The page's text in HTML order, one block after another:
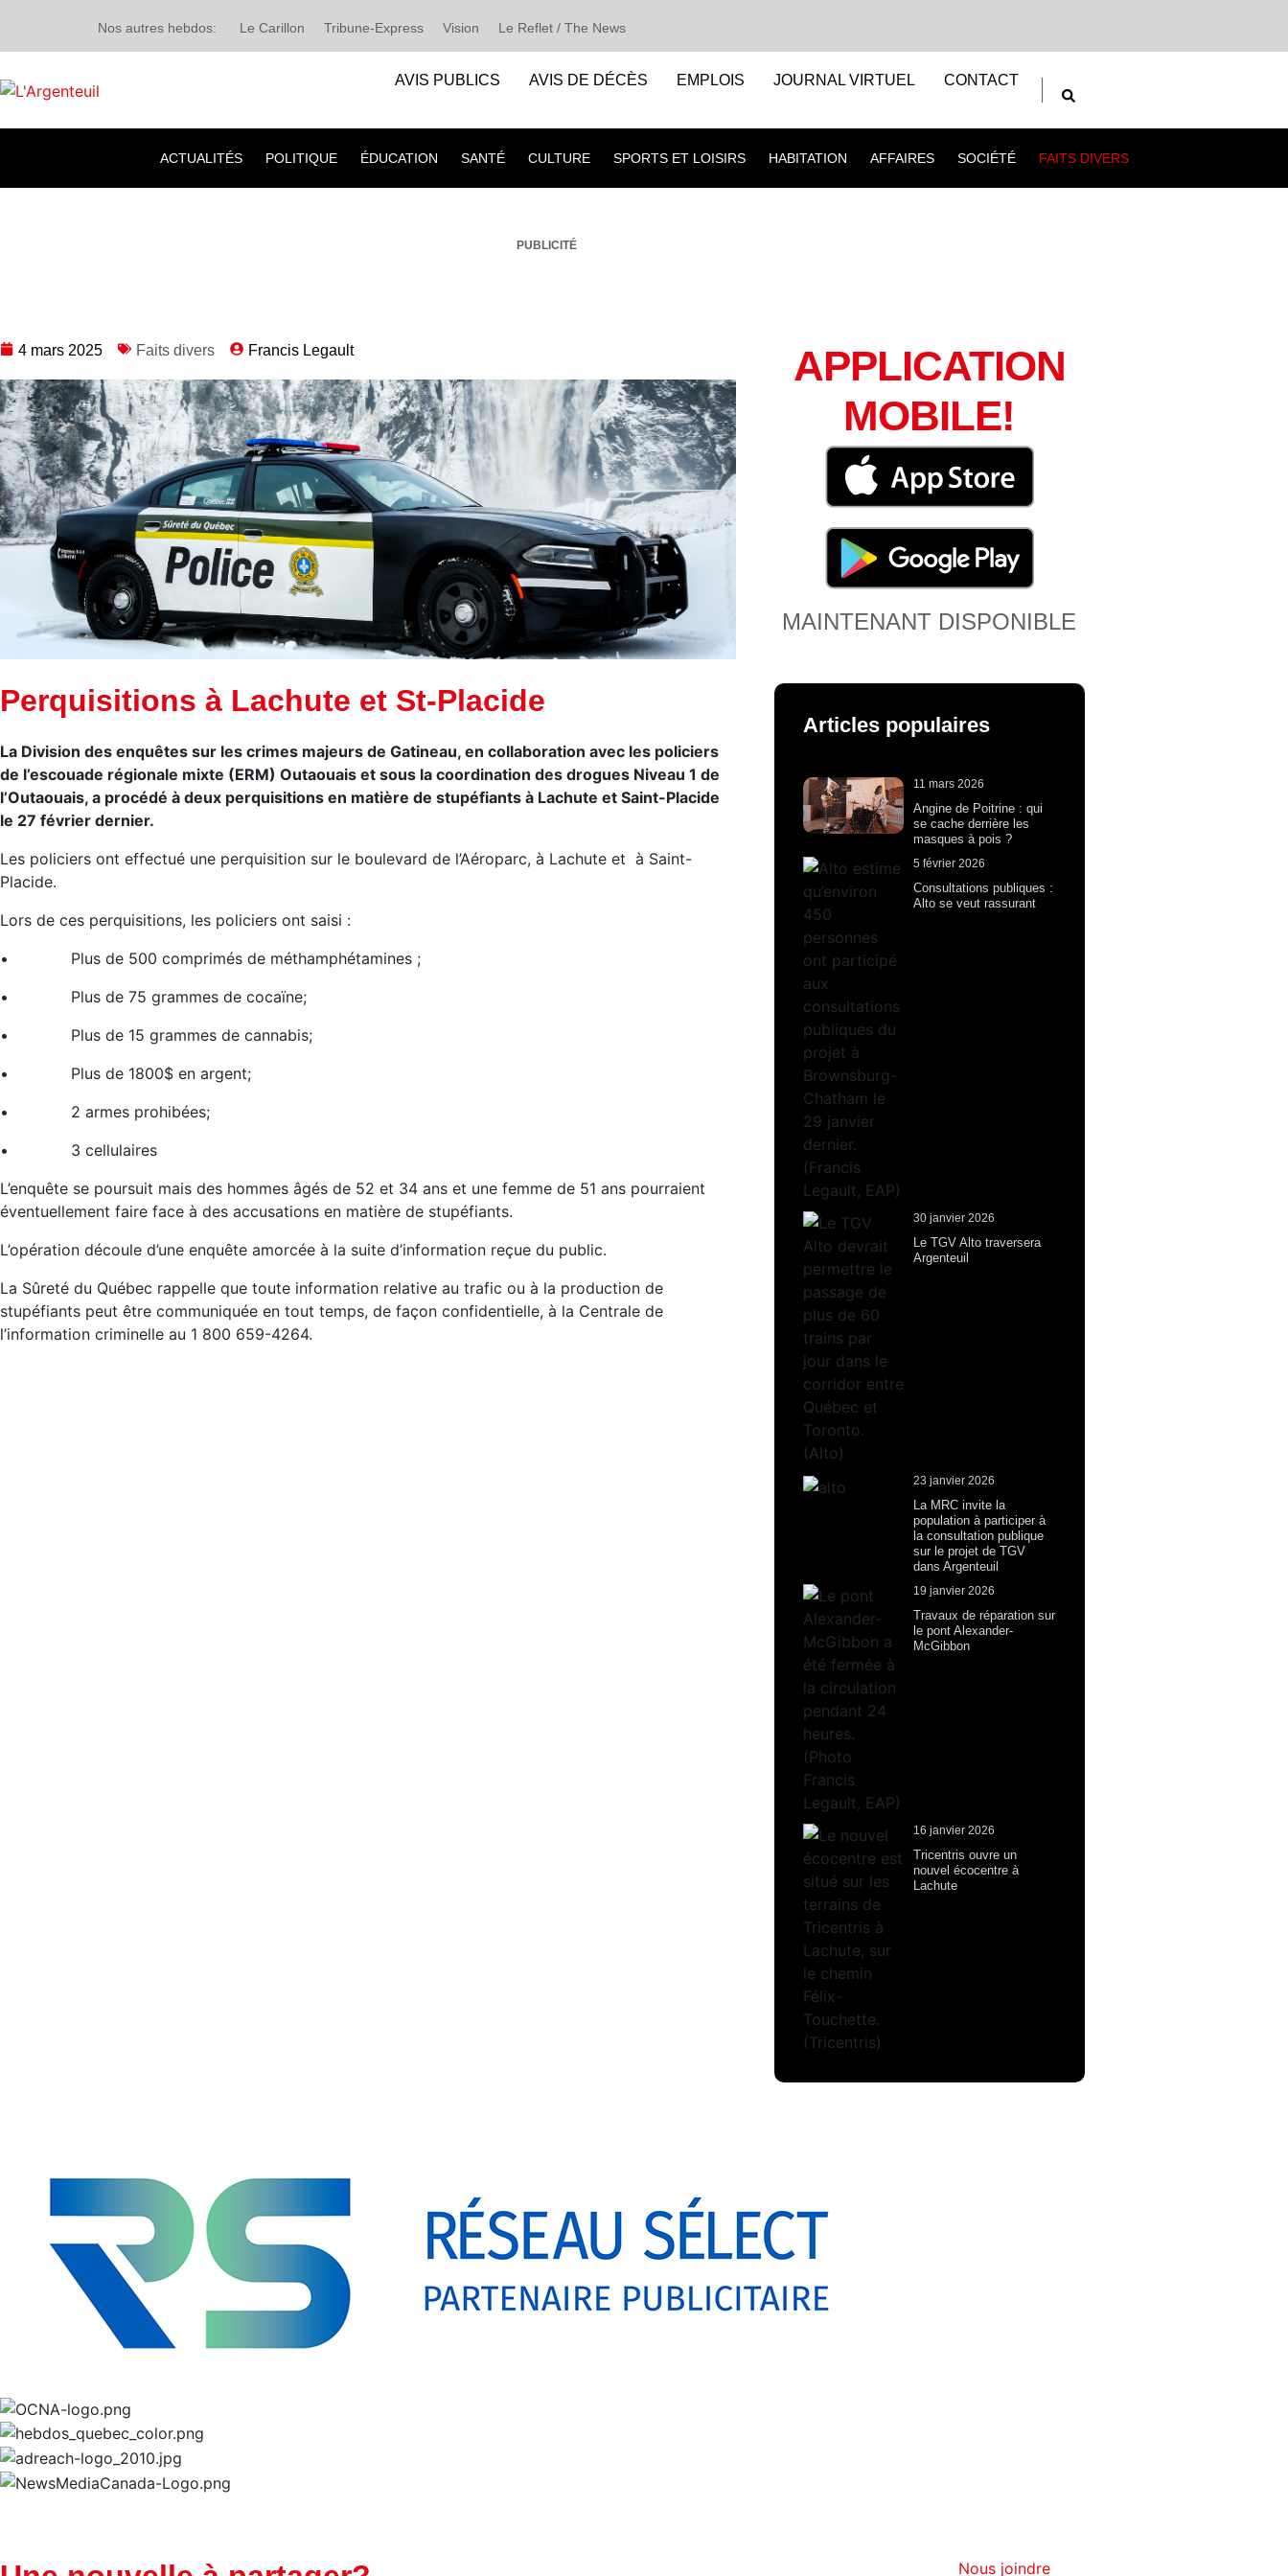
Nos autres hebdos: Le Carillon Tribune-Express Vision Le Reflet / The News
AVIS PUBLICS AVIS DE DÉCÈS EMPLOIS JOURNAL VIRTUEL CONTACT
ACTUALITÉS POLITIQUE ÉDUCATION SANTÉ CULTURE SPORTS ET LOISIRS HABITATION AFFAIRES SOCIÉTÉ FAITS DIVERS
PUBLICITÉ
4 mars 2025 Faits divers Francis Legault
Perquisitions à Lachute et St-Placide
La Division des enquêtes sur les crimes majeurs de Gatineau, en collaboration avec les policiers
de l’escouade régionale mixte (ERM) Outaouais et sous la coordination des drogues Niveau 1 de
l’Outaouais, a procédé à deux perquisitions en matière de stupéfiants à Lachute et Saint-Placide
le 27 février dernier.
Les policiers ont effectué une perquisition sur le boulevard de l’Aéroparc, à Lachute et à Saint-
Placide.
Lors de ces perquisitions, les policiers ont saisi :
• Plus de 500 comprimés de méthamphétamines ;
• Plus de 75 grammes de cocaïne;
• Plus de 15 grammes de cannabis;
• Plus de 1800$ en argent;
• 2 armes prohibées;
• 3 cellulaires
L’enquête se poursuit mais des hommes âgés de 52 et 34 ans et une femme de 51 ans pourraient
éventuellement faire face à des accusations en matière de stupéfiants.
L’opération découle d’une enquête amorcée à la suite d’information reçue du public.
La Sûreté du Québec rappelle que toute information relative au trafic ou à la production de
stupéfiants peut être communiquée en tout temps, de façon confidentielle, à la Centrale de
l’information criminelle au 1 800 659-4264.
APPLICATION
MOBILE!
MAINTENANT DISPONIBLE
Articles populaires
11 mars 2026
Angine de Poitrine : qui
se cache derrière les
masques à pois ?
5 février 2026
Consultations publiques :
Alto se veut rassurant
30 janvier 2026
Le TGV Alto traversera
Argenteuil
23 janvier 2026
La MRC invite la
population à participer à
la consultation publique
sur le projet de TGV
dans Argenteuil
19 janvier 2026
Travaux de réparation sur
le pont Alexander-
McGibbon
16 janvier 2026
Tricentris ouvre un
nouvel écocentre à
Lachute
Nous joindre